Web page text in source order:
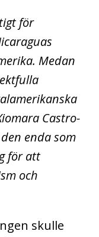
för
Medan
Castro-
enda som
för att
och
skulle